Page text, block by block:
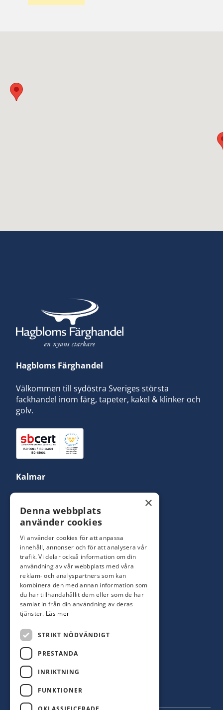
Hagbloms Färghandel
Välkommen till sydöstra Sveriges största
fackhandel inom färg, tapeter, kakel & klinker och
golv.
Kalmar
Yrkesbutik: 0480-44 28 08
info@hagblomsfarghandel.nu
Torsåsgatan 9
392 39 Kalmar
Färjestaden
0485-310 71
oland@hagblomsfarghandel.nu
Storgatan 34
386 30 Färjestaden
×
Denna webbplats
använder cookies
Vi använder cookies för att anpassa
innehåll, annonser och för att analysera vår
trafik. Vi delar också information om din
användning av vår webbplats med våra
reklam- och analyspartners som kan
kombinera den med annan information som
du har tillhandahållit dem eller som de har
samlat in från din användning av deras
tjänster. Läs mer
STRIKT NÖDVÄNDIGT
PRESTANDA
INRIKTNING
FUNKTIONER